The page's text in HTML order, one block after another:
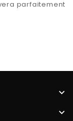
parfaitement